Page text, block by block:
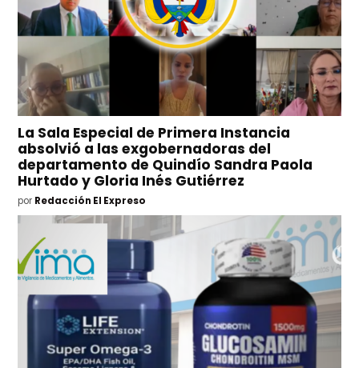
La Sala Especial de Primera Instancia
absolvió a las exgobernadoras del
departamento de Quindío Sandra Paola
Hurtado y Gloria Inés Gutiérrez
por Redacción El Expreso